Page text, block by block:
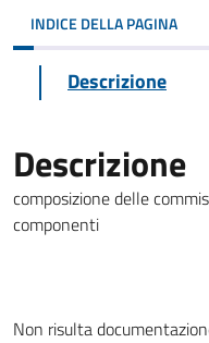
INDICE DELLA PAGINA
Descrizione
Descrizione
composizione delle
componenti
Non risulta